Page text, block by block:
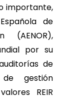
importante,
de
(AENOR),
por su
de
gestión
REIR